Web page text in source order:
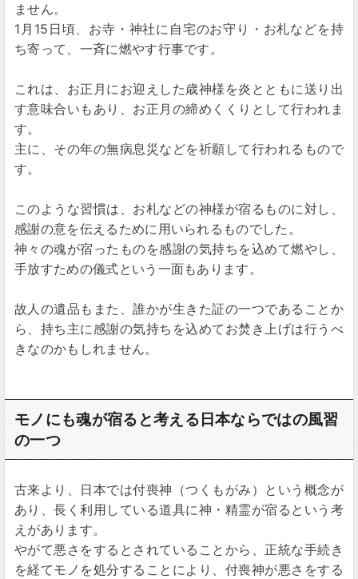
ません。
1月15日頃、お寺・神社に自宅のお守り・お札などを持
ち寄って、一斉に燃やす行事です。
これは、お正月にお迎えした歳神様を炎とともに送り出
す意味合いもあり、お正月の締めくくりとして行われま
す。
主に、その年の無病息災などを祈願して行われるもので
す。
このような習慣は、お札などの神様が宿るものに対し、
感謝の意を伝えるために用いられるものでした。
神々の魂が宿ったものを感謝の気持ちを込めて燃やし、
手放すための儀式という一面もあります。
故人の遺品もまた、誰かが生きた証の一つであることか
ら、持ち主に感謝の気持ちを込めてお焚き上げは行うべ
きなのかもしれません。
モノにも魂が宿ると考える日本ならではの風習
の一つ
古来より、日本では付喪神（つくもがみ）という概念が
あり、長く利用している道具に神・精霊が宿るという考
えがあります。
やがて悪さをするとされていることから、正統な手続き
を経てモノを処分することにより、付喪神が悪さをする